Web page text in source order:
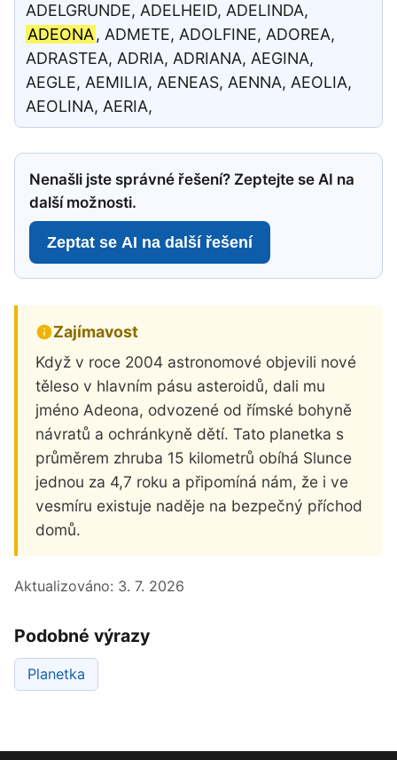
ADELGRUNDE, ADELHEID, ADELINDA,
ADEONA, ADMETE, ADOLFINE, ADOREA,
ADRASTEA, ADRIA, ADRIANA, AEGINA,
AEGLE, AEMILIA, AENEAS, AENNA, AEOLIA,
AEOLINA, AERIA,
Nenašli jste správné řešení? Zeptejte se AI na
další možnosti.
Zeptat se AI na další řešení
Zajímavost
Když v roce 2004 astronomové objevili nové
těleso v hlavním pásu asteroidů, dali mu
jméno Adeona, odvozené od římské bohyně
návratů a ochránkyně dětí. Tato planetka s
průměrem zhruba 15 kilometrů obíhá Slunce
jednou za 4,7 roku a připomíná nám, že i ve
vesmíru existuje naděje na bezpečný příchod
domů.
Aktualizováno: 3. 7. 2026
Podobné výrazy
Planetka